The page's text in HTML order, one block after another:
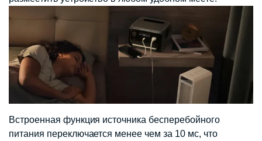
Встроенная функция источника бесперебойного
питания переключается менее чем за 10 мс, что